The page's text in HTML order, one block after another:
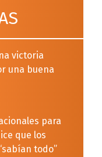
victoria
una buena
para
que los
todo”